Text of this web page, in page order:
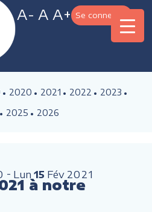
A- A A+ Se connecter
2020 2021 2022
2023
2025 2026
Lun 15 Fév 2021
à notre